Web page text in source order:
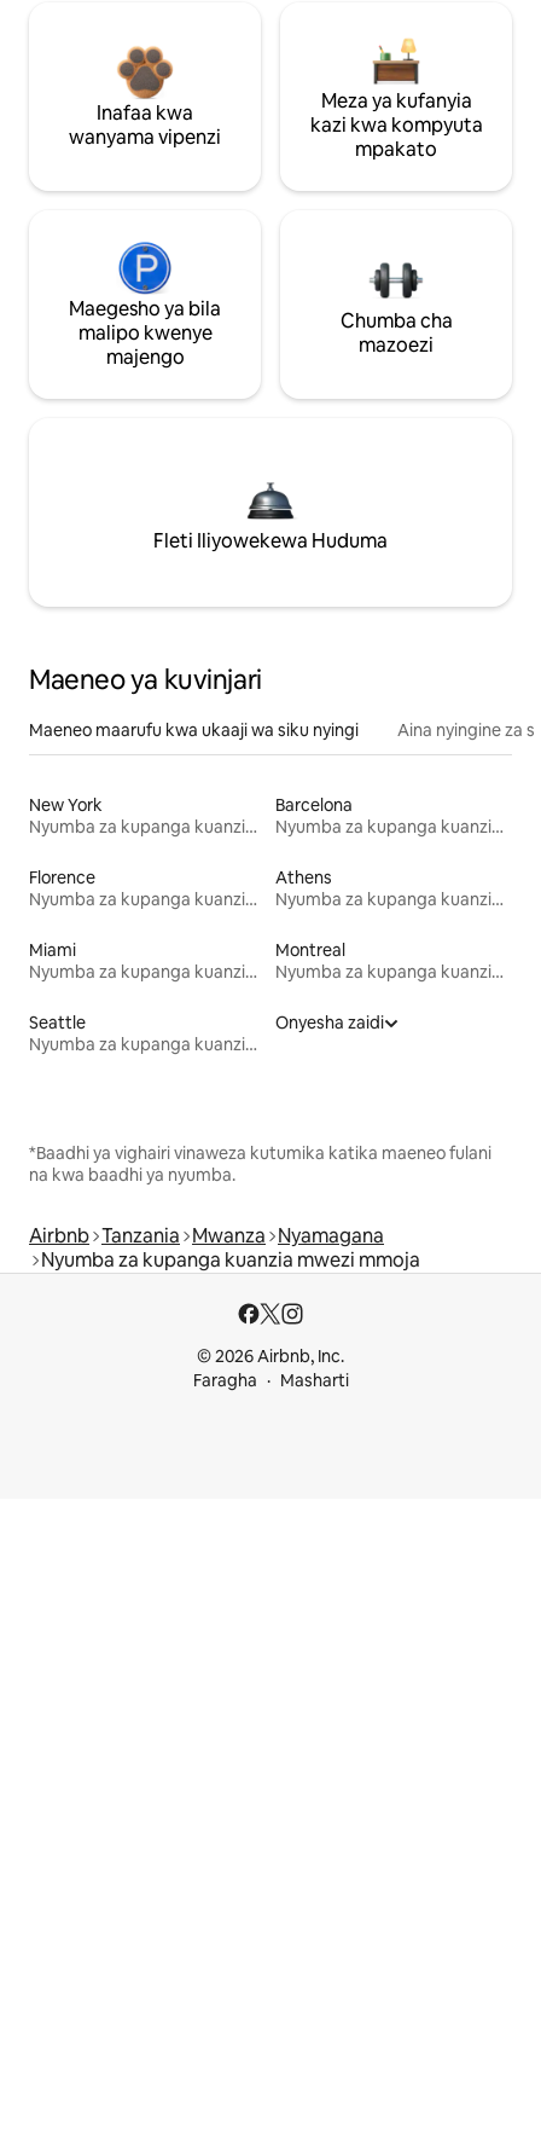
Inafaa kwa
wanyama vipenzi
Meza ya kufanyia
kazi kwa kompyuta
mpakato
Maegesho ya bila
malipo kwenye
majengo
Chumba cha
mazoezi
Fleti Iliyowekewa Huduma
Maeneo ya kuvinjari
Maeneo maarufu kwa ukaaji wa siku nyingi Aina nyingine za
New York
Nyumba za kupanga kuanzia mwezi mmoja
Barcelona
Nyumba za kupanga kuanzia mwezi mmoja
Florence
Nyumba za kupanga kuanzia mwezi mmoja
Athens
Nyumba za kupanga kuanzia mwezi mmoja
Miami
Nyumba za kupanga kuanzia mwezi mmoja
Montreal
Nyumba za kupanga kuanzia mwezi mmoja
Seattle
Nyumba za kupanga kuanzia mwezi mmoja
Onyesha zaidi
*Baadhi ya vighairi vinaweza kutumika katika maeneo fulani
na kwa baadhi ya nyumba.
Airbnb Tanzania Mwanza Nyamagana
Nyumba za kupanga kuanzia mwezi mmoja
© 2026 Airbnb, Inc.
Faragha
Masharti